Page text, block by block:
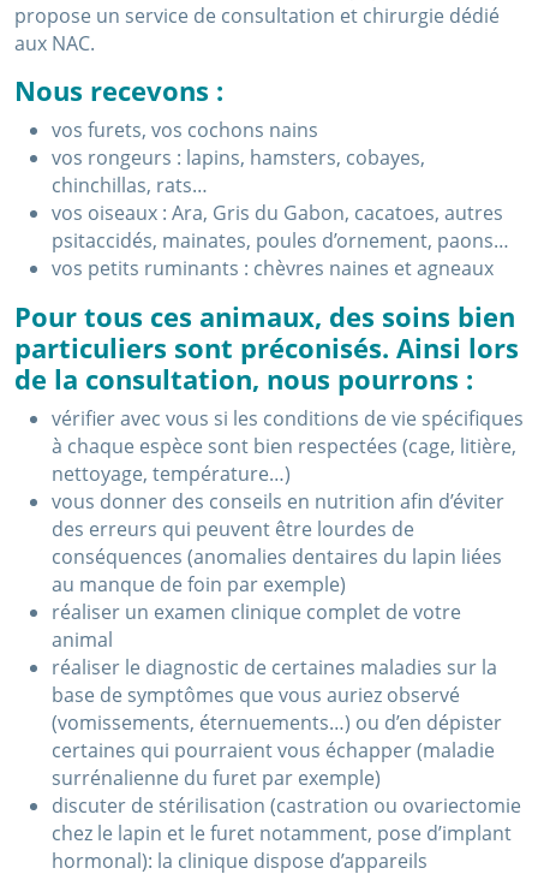
propose un service de consultation et chirurgie dédié
aux NAC.
Nous recevons :
vos furets, vos cochons nains
vos rongeurs : lapins, hamsters, cobayes,
chinchillas, rats…
vos oiseaux : Ara, Gris du Gabon, cacatoes, autres
psitaccidés, mainates, poules d’ornement, paons…
vos petits ruminants : chèvres naines et agneaux
Pour tous ces animaux, des soins bien
particuliers sont préconisés. Ainsi lors
de la consultation, nous pourrons :
vérifier avec vous si les conditions de vie spécifiques
à chaque espèce sont bien respectées (cage, litière,
nettoyage, température…)
vous donner des conseils en nutrition afin d’éviter
des erreurs qui peuvent être lourdes de
conséquences (anomalies dentaires du lapin liées
au manque de foin par exemple)
réaliser un examen clinique complet de votre
animal
réaliser le diagnostic de certaines maladies sur la
base de symptômes que vous auriez observé
(vomissements, éternuements…) ou d’en dépister
certaines qui pourraient vous échapper (maladie
surrénalienne du furet par exemple)
discuter de stérilisation (castration ou ovariectomie
chez le lapin et le furet notamment, pose d’implant
hormonal): la clinique dispose d’appareils